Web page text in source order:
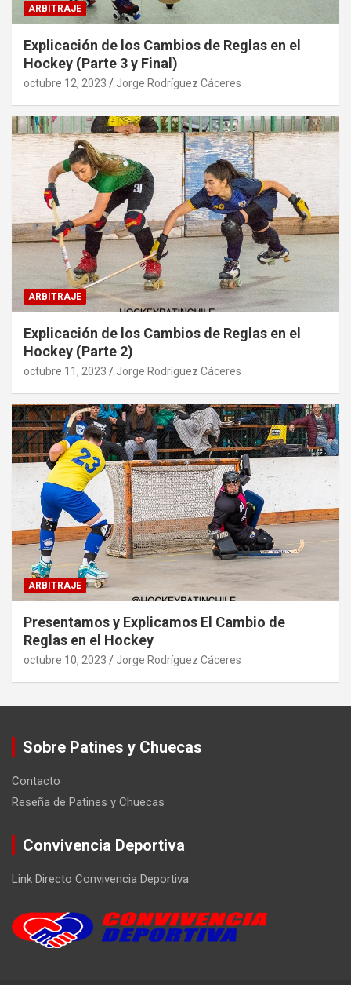
ARBITRAJE
Explicación de los Cambios de Reglas en el
Hockey (Parte 3 y Final)
octubre 12, 2023 Jorge Rodríguez Cáceres
ARBITRAJE
Explicación de los Cambios de Reglas en el
Hockey (Parte 2)
octubre 11, 2023 Jorge Rodríguez Cáceres
ARBITRAJE
Presentamos y Explicamos El Cambio de
Reglas en el Hockey
octubre 10, 2023 Jorge Rodríguez Cáceres
Sobre Patines y Chuecas
Contacto
Reseña de Patines y Chuecas
Convivencia Deportiva
Link Directo Convivencia Deportiva